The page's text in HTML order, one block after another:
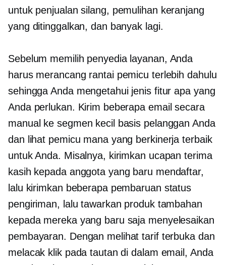
untuk penjualan silang, pemulihan keranjang
yang ditinggalkan, dan banyak lagi.
Sebelum memilih penyedia layanan, Anda
harus merancang rantai pemicu terlebih dahulu
sehingga Anda mengetahui jenis fitur apa yang
Anda perlukan. Kirim beberapa email secara
manual ke segmen kecil basis pelanggan Anda
dan lihat pemicu mana yang berkinerja terbaik
untuk Anda. Misalnya, kirimkan ucapan terima
kasih kepada anggota yang baru mendaftar,
lalu kirimkan beberapa pembaruan status
pengiriman, lalu tawarkan produk tambahan
kepada mereka yang baru saja menyelesaikan
pembayaran. Dengan melihat tarif terbuka dan
melacak klik pada tautan di dalam email, Anda